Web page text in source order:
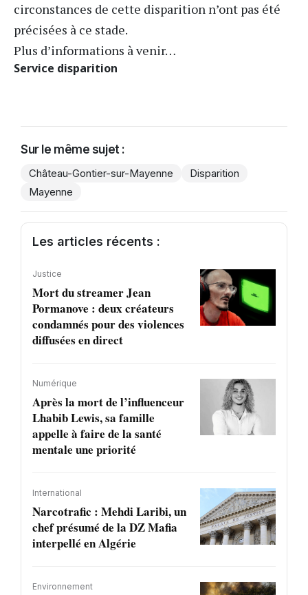
circonstances de cette disparition n’ont pas été
précisées à ce stade.
Plus d’informations à venir…
Service disparition
Sur le même sujet :
Château-Gontier-sur-Mayenne
Disparition
Mayenne
Les articles récents :
Justice
Mort du streamer Jean
Pormanove : deux créateurs
condamnés pour des violences
diffusées en direct
Numérique
Après la mort de l’influenceur
Lhabib Lewis, sa famille
appelle à faire de la santé
mentale une priorité
International
Narcotrafic : Mehdi Laribi, un
chef présumé de la DZ Mafia
interpellé en Algérie
Environnement